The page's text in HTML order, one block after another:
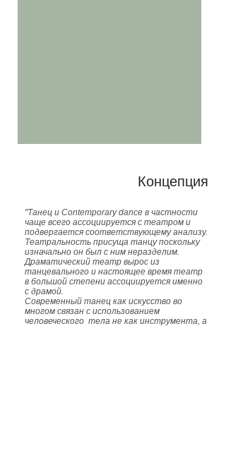
Концепция
"Танец и Contemporary dance в частности
чаще всего ассоциируется с театром и
подвергается соответствующему анализу.
Театральность присуща танцу поскольку
изначально он был с ним неразделим.
Драматический театр вырос из
танцевального и настоящее время театр
в большой степени ассоциируется именно
с драмой.
Современный танец как искусство во
многом связан с использованием
человеческого тела не как инструмента, а